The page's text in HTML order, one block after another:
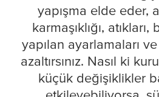
yapışma elde eder,
karmaşıklığı, atıkları,
yapılan ayarlamaları
azaltırsınız. Nasıl ki
küçük değişiklikler